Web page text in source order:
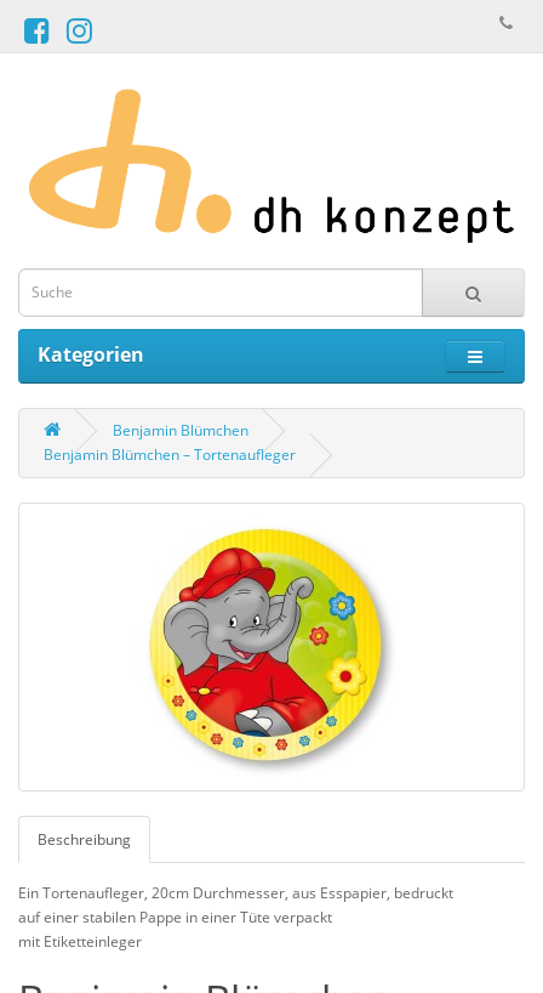
Kategorien
Benjamin Blümchen
Benjamin Blümchen – Tortenaufleger
Beschreibung
Ein Tortenaufleger, 20cm Durchmesser, aus Esspapier, bedruckt
auf einer stabilen Pappe in einer Tüte verpackt
mit Etiketteinleger